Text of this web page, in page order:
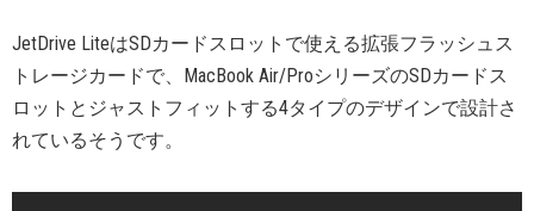
JetDrive LiteはSDカードスロットで使える拡張フラッシュス
トレージカードで、MacBook Air/ProシリーズのSDカードス
ロットとジャストフィットする4タイプのデザインで設計さ
れているそうです。